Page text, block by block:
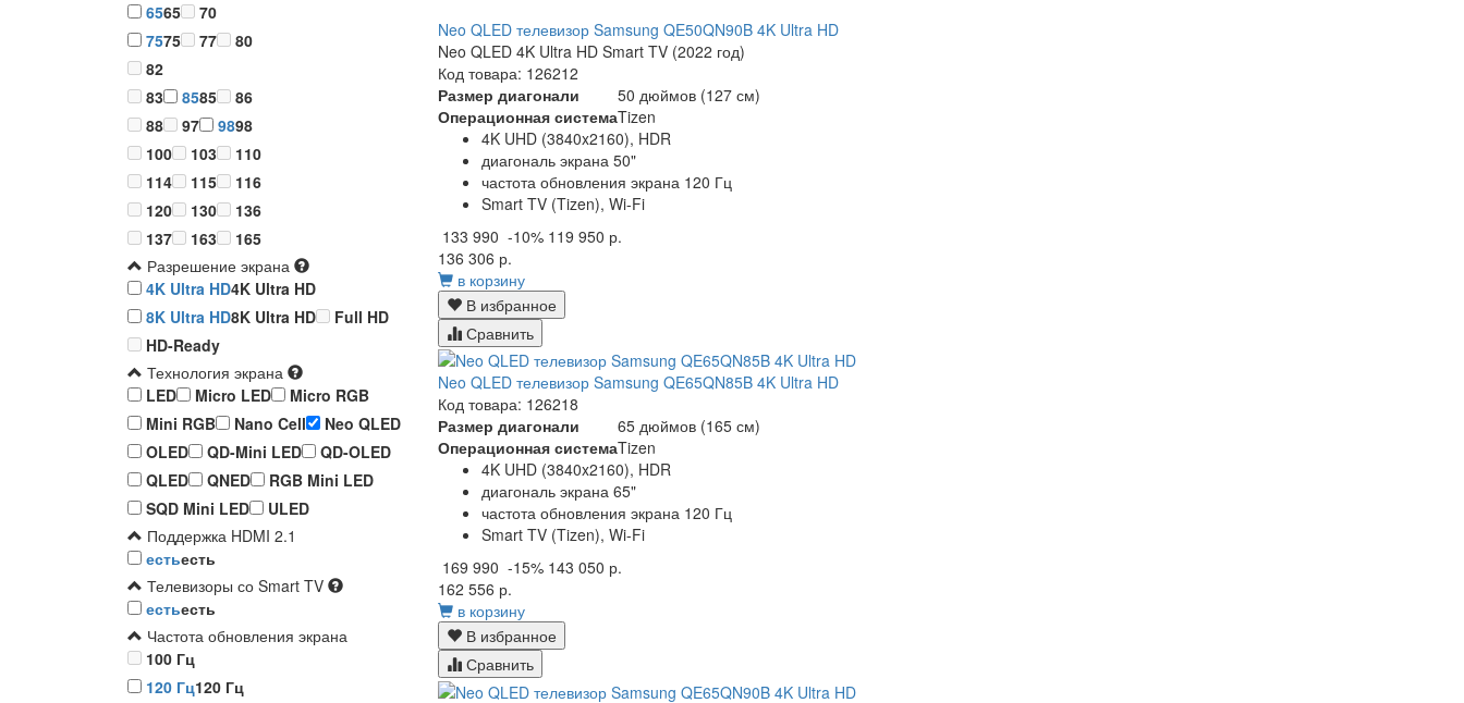
6565
70
7575 77
80
82
83
8585
86
88
97 9898
100
103
110
114
115
116
120
130
136
137
163
165
Разрешение экрана
4K Ultra HD4K Ultra HD
8K Ultra HD8K Ultra HD
Full HD
HD-Ready
Технология экрана
LED
Micro LED
Micro RGB
Mini RGB
Nano Cell
Neo QLED
OLED
QD-Mini LED
QD-OLED
QLED
QNED
RGB Mini LED
SQD Mini LED
ULED
Поддержка HDMI 2.1
естьесть
Телевизоры со Smart TV
естьесть
Частота обновления экрана
100 Гц
120 Гц120 Гц
Neo QLED телевизор Samsung QE50QN90B 4K Ultra HD
Neo QLED 4K Ultra HD Smart TV (2022 год)
Код товара: 126212
Размер диагонали
50 дюймов (127 см)
Операционная системаTizen
4K UHD (3840x2160), HDR
диагональ экрана 50"
частота обновления экрана 120 Гц
Smart TV (Tizen), Wi-Fi
133 990 -10% 119 950 р.
136 306 р.
в корзину
В избранное
Сравнить
Neo QLED телевизор Samsung QE65QN85B 4K Ultra HD
Код товара: 126218
Размер диагонали
65 дюймов (165 см)
Операционная системаTizen
4K UHD (3840x2160), HDR
диагональ экрана 65"
частота обновления экрана 120 Гц
Smart TV (Tizen), Wi-Fi
169 990 -15% 143 050 р.
162 556 р.
в корзину
В избранное
Сравнить